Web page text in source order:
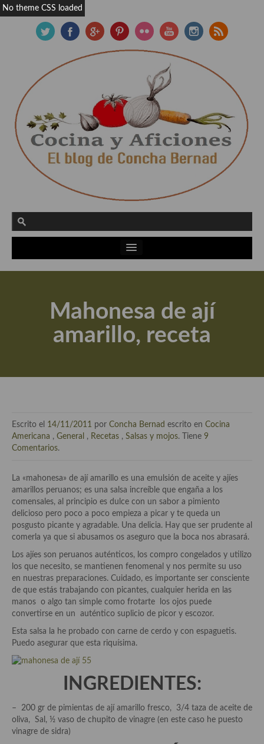
Actualidad y recomendaciones
Apuntes, estudios sobre temas interesantes e importantes
Aceite de Oliva Virgen Extra (AOVE)
El mundo del vino y las bebidas
En la mesa: menaje, vajilla, técnicas de emplatado, decoración
Especias, hierbas, condimentos, espesantes y aditivos
Historia de la gastronomía, platos celebres, cocineros, críticos,
historias culinarias y otras cosas
Origen y evolución de la comida
Protocolo y buenas maneras.
Ocio – restaurantes, bares, tabernas
Viajes eno-gastro-turísticos
En El Candelero
Las opiniones de la «Cocinera»
Prensa
Recetas
Mahonesa de ají
amarillo, receta
Escrito el 14/11/2011 por Concha Bernad escrito en Cocina
Americana , General , Recetas , Salsas y mojos. Tiene 9
Comentarios.
La «mahonesa» de ají amarillo es una emulsión de aceite y ajíes
amarillos peruanos; es una salsa increíble que engaña a los
comensales, al principio es dulce con un sabor a pimiento
delicioso pero poco a poco empieza a picar y te queda un
posgusto picante y agradable. Una delicia. Hay que ser prudente al
comerla ya que si abusamos os aseguro que la boca nos abrasará.
Los ajíes son peruanos auténticos, los compro congelados y utilizo
los que necesito, se mantienen fenomenal y nos permite su uso
en nuestras preparaciones. Cuidado, es importante ser consciente
de que estás trabajando con picantes, cualquier herida en las
manos o algo tan simple como frotarte los ojos puede
convertirse en un auténtico suplicio de picor y escozor.
Esta salsa la he probado con carne de cerdo y con espaguetis.
Puedo asegurar que esta riquísima.
INGREDIENTES:
– 200 gr de pimientas de ají amarillo fresco, 3/4 taza de aceite de
oliva, Sal, ½ vaso de chupito de vinagre (en este caso he puesto
vinagre de sidra)
No theme CSS loaded